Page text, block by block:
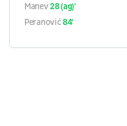
Manev28 (ag)'
Peranović84'